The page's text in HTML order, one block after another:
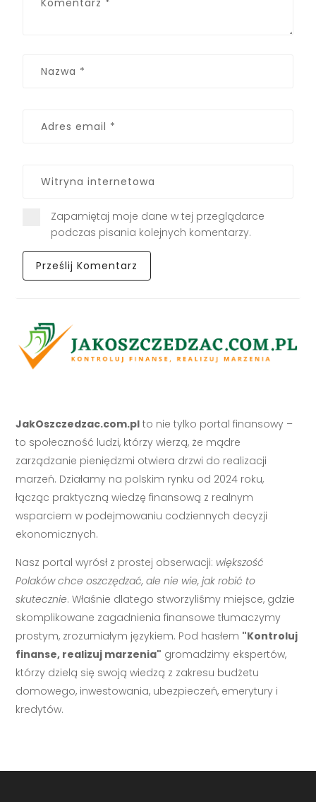
Zapamiętaj moje dane w tej przeglądarce
podczas pisania kolejnych komentarzy.
JakOszczedzac.com.pl to nie tylko portal finansowy –
to społeczność ludzi, którzy wierzą, że mądre
zarządzanie pieniędzmi otwiera drzwi do realizacji
marzeń. Działamy na polskim rynku od 2024 roku,
łącząc praktyczną wiedzę finansową z realnym
wsparciem w podejmowaniu codziennych decyzji
ekonomicznych.
Nasz portal wyrósł z prostej obserwacji: większość
Polaków chce oszczędzać, ale nie wie, jak robić to
skutecznie. Właśnie dlatego stworzyliśmy miejsce, gdzie
skomplikowane zagadnienia finansowe tłumaczymy
prostym, zrozumiałym językiem. Pod hasłem "Kontroluj
finanse, realizuj marzenia" gromadzimy ekspertów,
którzy dzielą się swoją wiedzą z zakresu budżetu
domowego, inwestowania, ubezpieczeń, emerytury i
kredytów.